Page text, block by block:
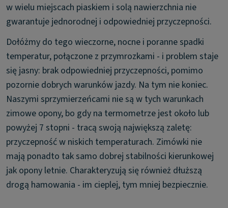
w wielu miejscach piaskiem i solą nawierzchnia nie
gwarantuje jednorodnej i odpowiedniej przyczepności.
Dołóżmy do tego wieczorne, nocne i poranne spadki
temperatur, połączone z przymrozkami - i problem staje
się jasny: brak odpowiedniej przyczepności, pomimo
pozornie dobrych warunków jazdy. Na tym nie koniec.
Naszymi sprzymierzeńcami nie są w tych warunkach
zimowe opony, bo gdy na termometrze jest około lub
powyżej 7 stopni - tracą swoją największą zaletę:
przyczepność w niskich temperaturach. Zimówki nie
mają ponadto tak samo dobrej stabilności kierunkowej
jak opony letnie. Charakteryzują się również dłuższą
drogą hamowania - im cieplej, tym mniej bezpiecznie.